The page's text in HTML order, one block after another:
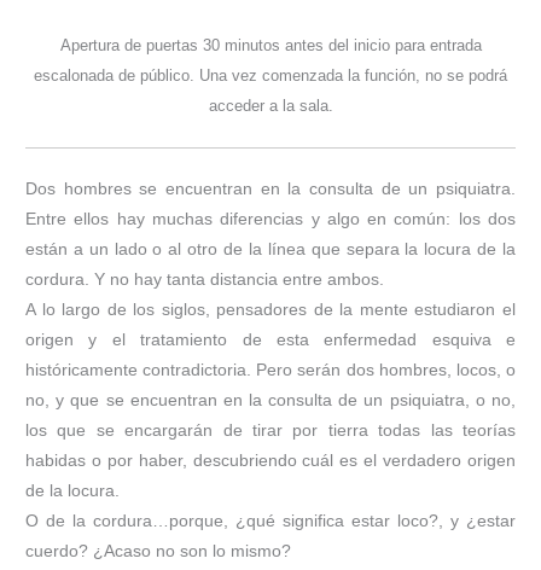
Apertura de puertas 30 minutos antes del inicio para entrada
escalonada de público. Una vez comenzada la función, no se podrá
acceder a la sala.
Dos hombres se encuentran en la consulta de un psiquiatra.
Entre ellos hay muchas diferencias y algo en común: los dos
están a un lado o al otro de la línea que separa la locura de la
cordura. Y no hay tanta distancia entre ambos.
A lo largo de los siglos, pensadores de la mente estudiaron el
origen y el tratamiento de esta enfermedad esquiva e
históricamente contradictoria. Pero serán dos hombres, locos, o
no, y que se encuentran en la consulta de un psiquiatra, o no,
los que se encargarán de tirar por tierra todas las teorías
habidas o por haber, descubriendo cuál es el verdadero origen
de la locura.
O de la cordura…porque, ¿qué significa estar loco?, y ¿estar
cuerdo? ¿Acaso no son lo mismo?